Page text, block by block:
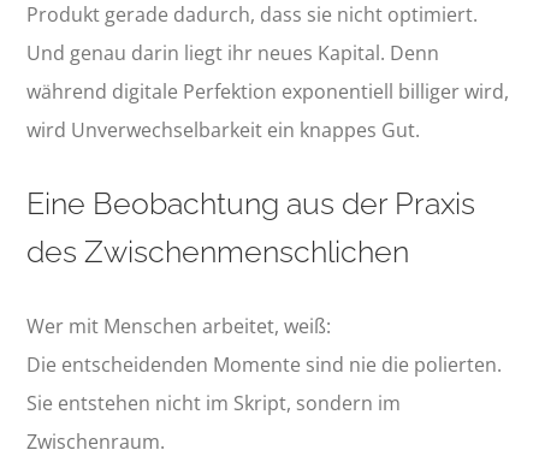
Produkt gerade dadurch, dass sie nicht optimiert.
Und genau darin liegt ihr neues Kapital. Denn
während digitale Perfektion exponentiell billiger wird,
wird Unverwechselbarkeit ein knappes Gut.
Eine Beobachtung aus der Praxis
des Zwischenmenschlichen
Wer mit Menschen arbeitet, weiß:
Die entscheidenden Momente sind nie die polierten.
Sie entstehen nicht im Skript, sondern im
Zwischenraum.